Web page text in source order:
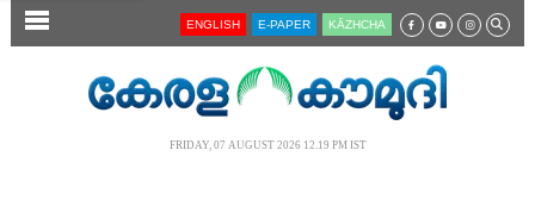
SECTIONS ENGLISH E-PAPER KĀZHCHA
FRIDAY, 07 AUGUST 2026 12.19 PM IST